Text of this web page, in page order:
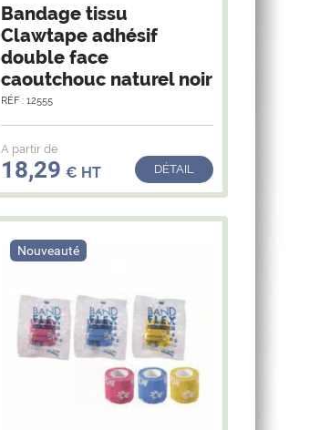
Bandage tissu
Clawtape adhésif
double face
caoutchouc naturel noir
RÉF : 12555
A partir de
18,29 € HT DÉTAIL
Nouveauté